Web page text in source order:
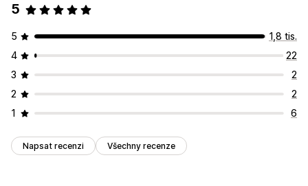
5
5
1,8 tis.
4
22
3
2
2
2
1
6
Napsat recenzi Všechny recenze